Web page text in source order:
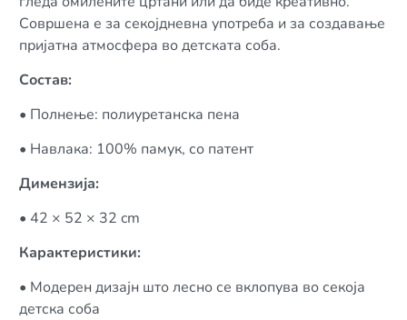
Совршена е за секојдневна употреба и за создавање
пријатна атмосфера во детската соба.
Состав:
• Полнење: полиуретанска пена
• Навлака: 100% памук, со патент
Димензија:
• 42 × 52 × 32 cm
Карактеристики:
• Модерен дизајн што лесно се вклопува во секоја
детска соба